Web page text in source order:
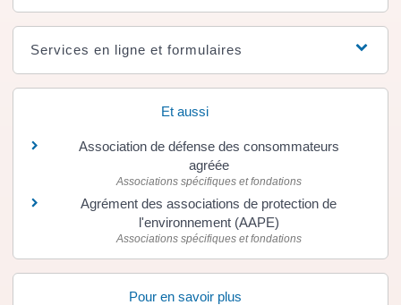
Services en ligne et formulaires
Et aussi
Association de défense des consommateurs
agréée
Associations spécifiques et fondations
Agrément des associations de protection de
l'environnement (AAPE)
Associations spécifiques et fondations
Pour en savoir plus